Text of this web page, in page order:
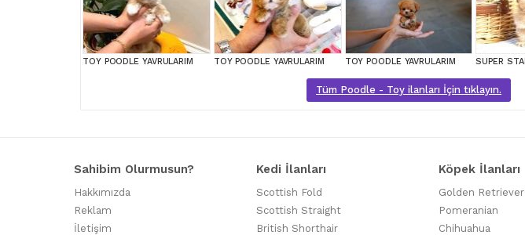
TOY POODLE YAVRULARIM TOY POODLE YAVRULARIM TOY POODLE YAVRULARIM
Tüm Poodle - Toy ilanları İçin tıklayın.
Sahibim Olurmusun?
Hakkımızda
Reklam
İletişim
Kedi İlanları
Scottish Fold
Scottish Straight
British Shorthair
Köpek İlanları
Golden Retriever
Pomeranian
Chihuahua